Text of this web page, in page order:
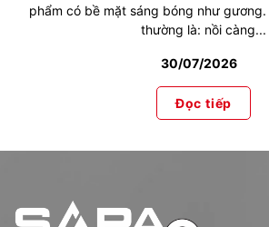
phẩm có bề mặt sáng bóng như
thường là: nồi càng...
30/07/2026
Đọc tiếp